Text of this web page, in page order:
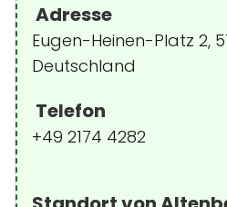
Adresse
Eugen-Heinen-Platz 2,
Deutschland
Telefon
+49 2174 4282